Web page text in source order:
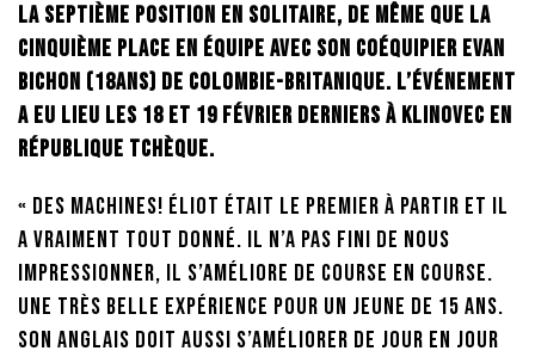
la septième position en solitaire, de même que la
cinquième place en équipe avec son coéquipier Evan
Bichon (18ans) de Colombie-Britanique. L’événement
a eu lieu les 18 et 19 février derniers à Klinovec en
République tchèque.
« Des machines! Éliot était le premier à partir et il
a vraiment tout donné. Il n’a pas fini de nous
impressionner, il s’améliore de course en course.
Une très belle expérience pour un jeune de 15 ans.
Son anglais doit aussi s’améliorer de jour en jour